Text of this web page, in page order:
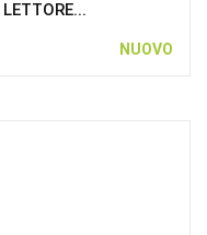
NUOVO